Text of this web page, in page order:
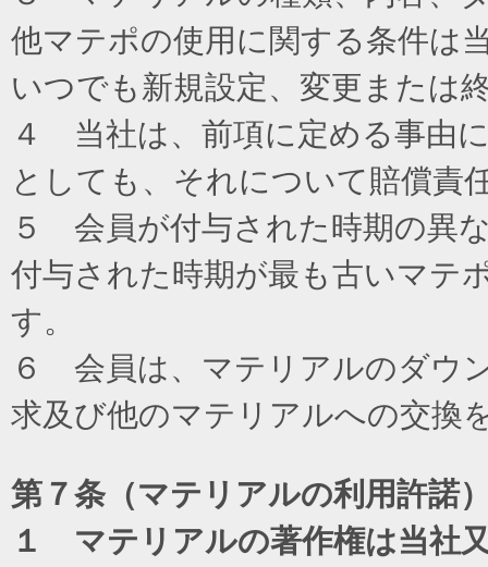
他マテポの使用に関する条件は
いつでも新規設定、変更または
４ 当社は、前項に定める事由
としても、それについて賠償責
５ 会員が付与された時期の異
付与された時期が最も古いマテ
す。
６ 会員は、マテリアルのダウ
求及び他のマテリアルへの交換
第７条（マテリアルの利用許諾
１ マテリアルの著作権は当社